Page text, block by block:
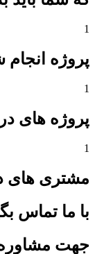
1
پروژه
1
پروژه های در
1
مشتری های
با ما تماس
جهت